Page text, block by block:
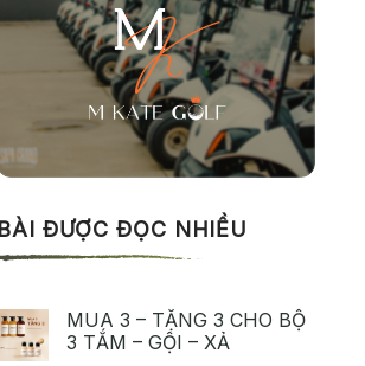
BÀI ĐƯỢC ĐỌC NHIỀU
MUA 3 – TẶNG 3 CHO BỘ
3 TẮM – GỘI – XẢ